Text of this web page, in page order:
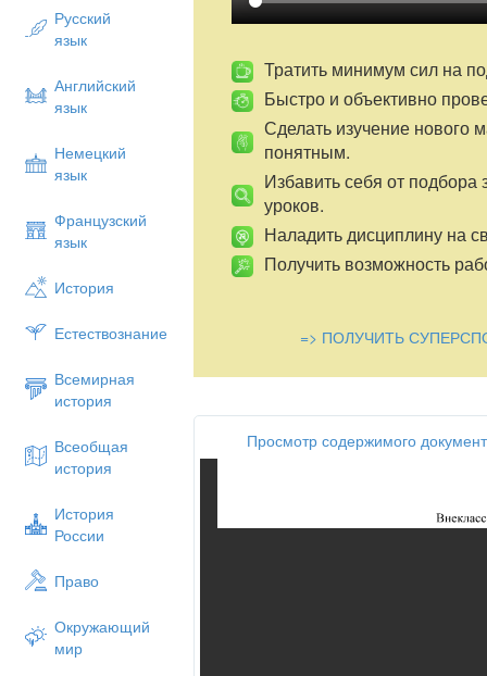
Русский
язык
Английский
язык
Немецкий
язык
Французский
язык
История
Естествознание
Всемирная
история
Всеобщая
история
История
России
Право
Окружающий
мир
Тратить минимум сил на
Быстро и объективно
Сделать изучение нового
понятным.
Избавить себя от подбора
уроков.
Наладить дисциплину на
Получить возможность
=> ПОЛУЧИТЬ
Просмотр содержимого